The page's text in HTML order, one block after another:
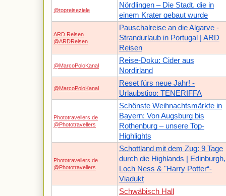
@topreiseziele
Nördlingen – Die Stadt, die in
einem Krater gebaut wurde
ARD Reisen
@ARDReisen
Pauschalreise an die Algarve -
Strandurlaub in Portugal | ARD
Reisen
@MarcoPoloKanal
Reise-Doku: Cider aus
Nordirland
@MarcoPoloKanal
Reset fürs neue Jahr! -
Urlaubstipp: TENERIFFA
Phototravellers.de
@Phototravellers
Schönste Weihnachtsmärkte in
Bayern: Von Augsburg bis
Rothenburg – unsere Top-
Highlights
Phototravellers.de
@Phototravellers
Schottland mit dem Zug: 9 Tage
durch die Highlands | Edinburgh,
Loch Ness & "Harry Potter“-
Viadukt
Schwäbisch Hall